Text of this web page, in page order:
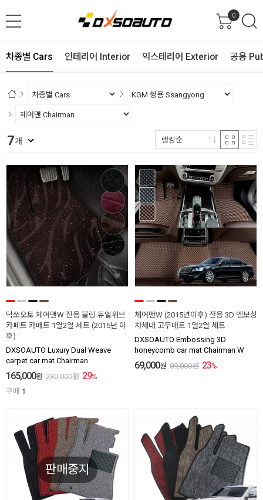
0
차종별 Cars 인테리어 Interior 익스테리어 Exterior 공용
7개 랭킹순
닥쏘오토 체어맨W 전용 블링 듀얼위브
카페트 카매트 1열2열 세트 (2015년 이
후)
DXSOAUTO Luxury Dual Weave
carpet car mat Chairman
165,000원 230,000원 29%
구매 1
체어맨W (2015년이후) 전용 3D 엠보싱
차세대 고무매트 1열2열 세트
DXSOAUTO Embossing 3D
honeycomb car mat Chairman W
69,000원 89,000원 23%
판매중지